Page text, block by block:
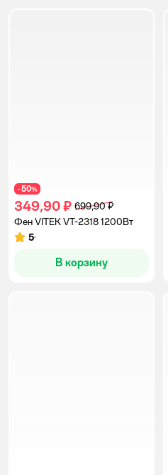
−50%
349,90 ₽ 699,90 ₽
Фен VITEK VT-2318 1200Вт
Рейтинг:
5
В корзину